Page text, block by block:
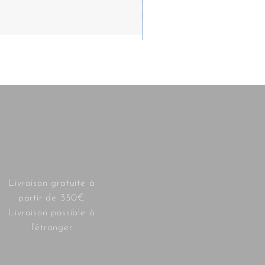
Livraison gratuite à
partir de 350€
Livraison possible à
l'étranger